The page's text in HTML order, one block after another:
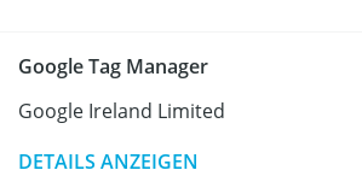
Google Tag Manager
Google Ireland Limited
DETAILS ANZEIGEN